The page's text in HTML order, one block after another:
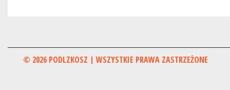
© 2026 PODLZKOSZ | WSZYSTKIE PRAWA ZASTRZEŻONE